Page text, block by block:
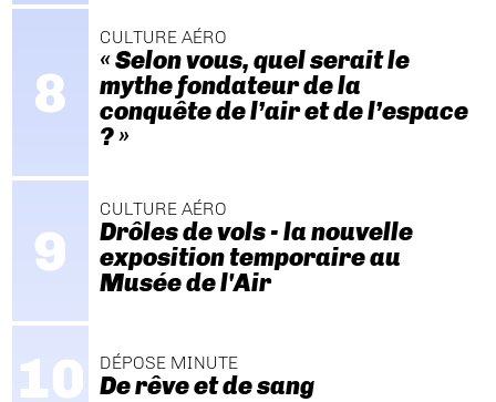
CULTURE AÉRO
« Selon vous, quel serait le
mythe fondateur de la
conquête de l’air et de l’espace
? »
CULTURE AÉRO
Drôles de vols - la nouvelle
exposition temporaire au
Musée de l'Air
DÉPOSE MINUTE
De rêve et de sang